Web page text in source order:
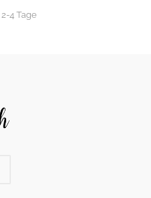
2-4 Tage